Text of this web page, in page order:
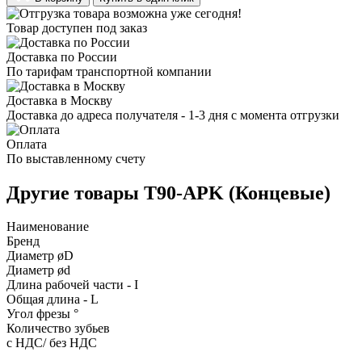
Товар доступен под заказ
Доставка по России
По тарифам транспортной компании
Доставка в Москву
Доставка до адреса получателя - 1-3 дня с момента отгрузки
Оплата
По выставленному счету
Другие товары T90-APK (Концевые)
Наименование
Бренд
Диаметр øD
Диаметр ød
Длина рабочей части - I
Общая длина - L
Угол фрезы °
Количество зубьев
с НДС/ без НДС